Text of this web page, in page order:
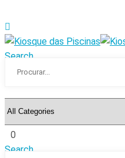
Search
0
Search